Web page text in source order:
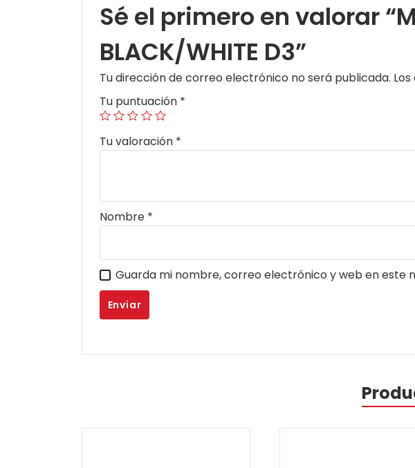
Sé el primero en valorar
BLACK/WHITE D3”
Tu dirección de correo electrónico no será publicada.
Tu puntuación *
Tu valoración *
Nombre *
Guarda mi nombre, correo electrónico y web en este